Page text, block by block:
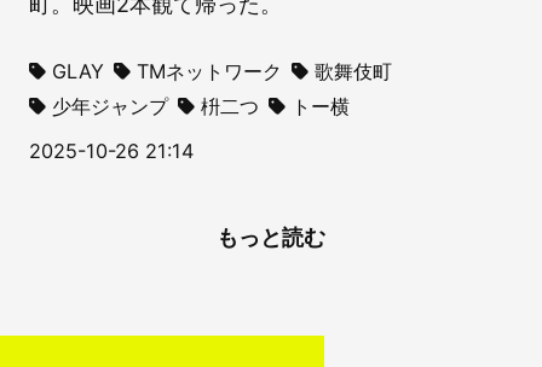
GLAY TMネットワーク
歌舞伎町
少年ジャンプ
枡二つ
トー横
2025-10-26 21:14
もっと読む